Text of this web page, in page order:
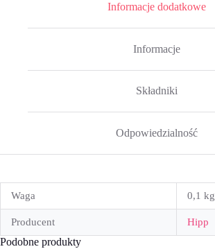
Informacje dodatkowe
Informacje
Składniki
Odpowiedzialność
Waga 0,1 kg
Producent Hipp
Podobne produkty